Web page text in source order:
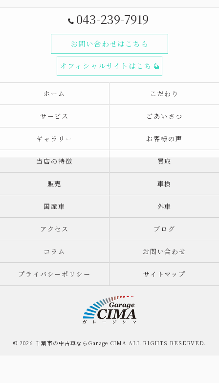
043-239-7919
お問い合わせはこちら
オフィシャルサイトはこちら
ホーム こだわり
サービス ごあいさつ
ギャラリー お客様の声
当店の特徴 買取
販売 車検
国産車 外車
アクセス ブログ
コラム お問い合わせ
プライバシーポリシー サイトマップ
© 2026 千葉市の中古車ならGarage CIMA ALL RIGHTS RESERVED.